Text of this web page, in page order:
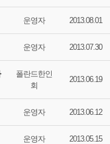
운영자 2013.08.01
운영자 2013.07.30
폴란드한인
회
2013.06.19
운영자 2013.06.12
운영자 2013.05.15